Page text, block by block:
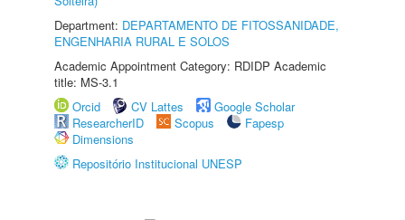
Department: DEPARTAMENTO DE FITOSSANIDADE,
ENGENHARIA RURAL E SOLOS
Academic Appointment Category: RDIDP Academic
title: MS-3.1
Orcid
CV Lattes
Google Scholar
ResearcherID
Scopus
Fapesp
Dimensions
Repositório Institucional UNESP